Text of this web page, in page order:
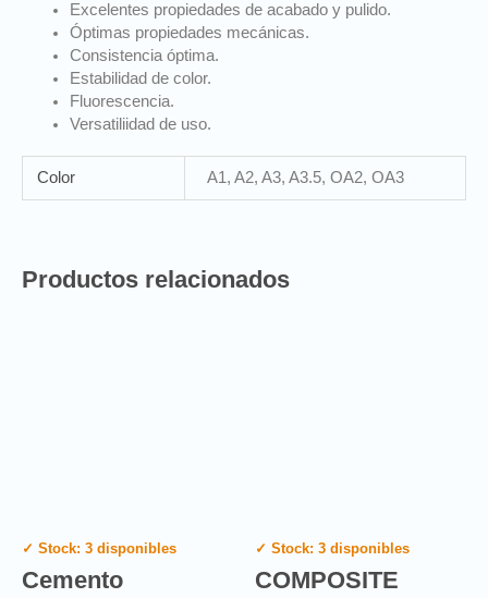
Excelentes propiedades de acabado y pulido.
Óptimas propiedades mecánicas.
Consistencia óptima.
Estabilidad de color.
Fluorescencia.
Versatiliidad de uso.
Color A1, A2, A3, A3.5, OA2, OA3
Productos relacionados
✓ Stock: 3 disponibles
Cemento
✓ Stock: 3 disponibles
COMPOSITE